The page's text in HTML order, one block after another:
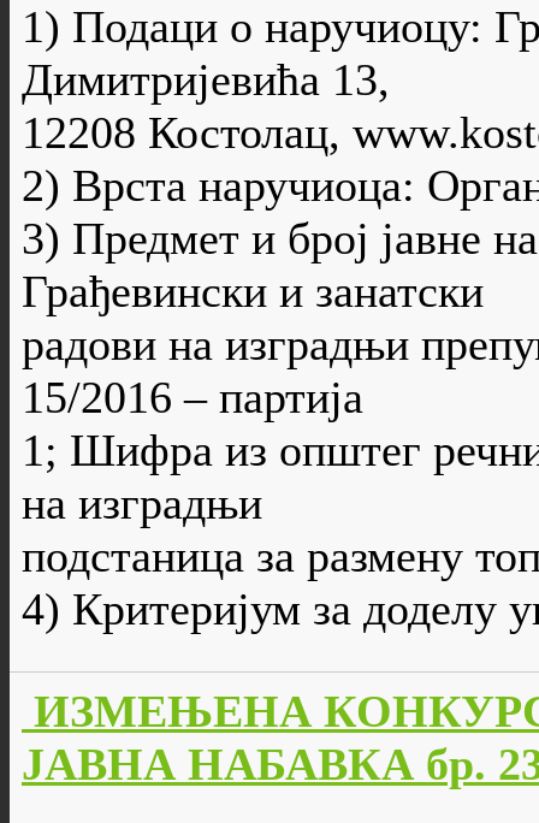
1) Подаци о наручиоцу:
Димитријевића 13,
12208 Костолац,
2) Врста наручиоца:
3) Предмет и број јавне
Грађевински и занатски
радови на изградњи
15/2016 – партија
1; Шифра из општег
на изградњи
подстаница за размену
4) Критеријум за доделу
ИЗМЕЊЕНА
ЈАВНА НАБАВКА бр.